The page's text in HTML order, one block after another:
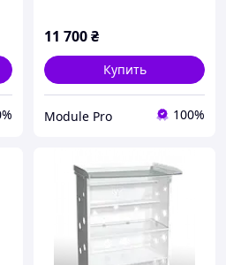
11 700₴
Купить
Module Pro 100%